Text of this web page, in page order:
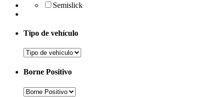
Semislick
Tipo de vehículo
Borne Positivo